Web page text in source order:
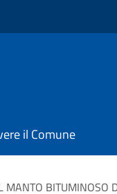
il Comune
BITUMINOSO